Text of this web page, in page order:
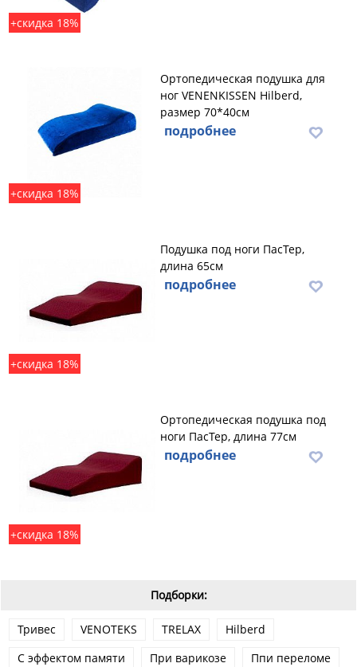
+скидка 18%
+скидка 18%
Ортопедическая подушка для
ног VENENKISSEN Hilberd,
размер 70*40см
подробнее
+скидка 18%
Подушка под ноги ПасТер,
длина 65см
подробнее
+скидка 18%
Ортопедическая подушка под
ноги ПасТер, длина 77см
подробнее
Подборки:
Тривес VENOTEKS TRELAX
Hilberd
С эффектом памяти
При варикозе Ппи переломе